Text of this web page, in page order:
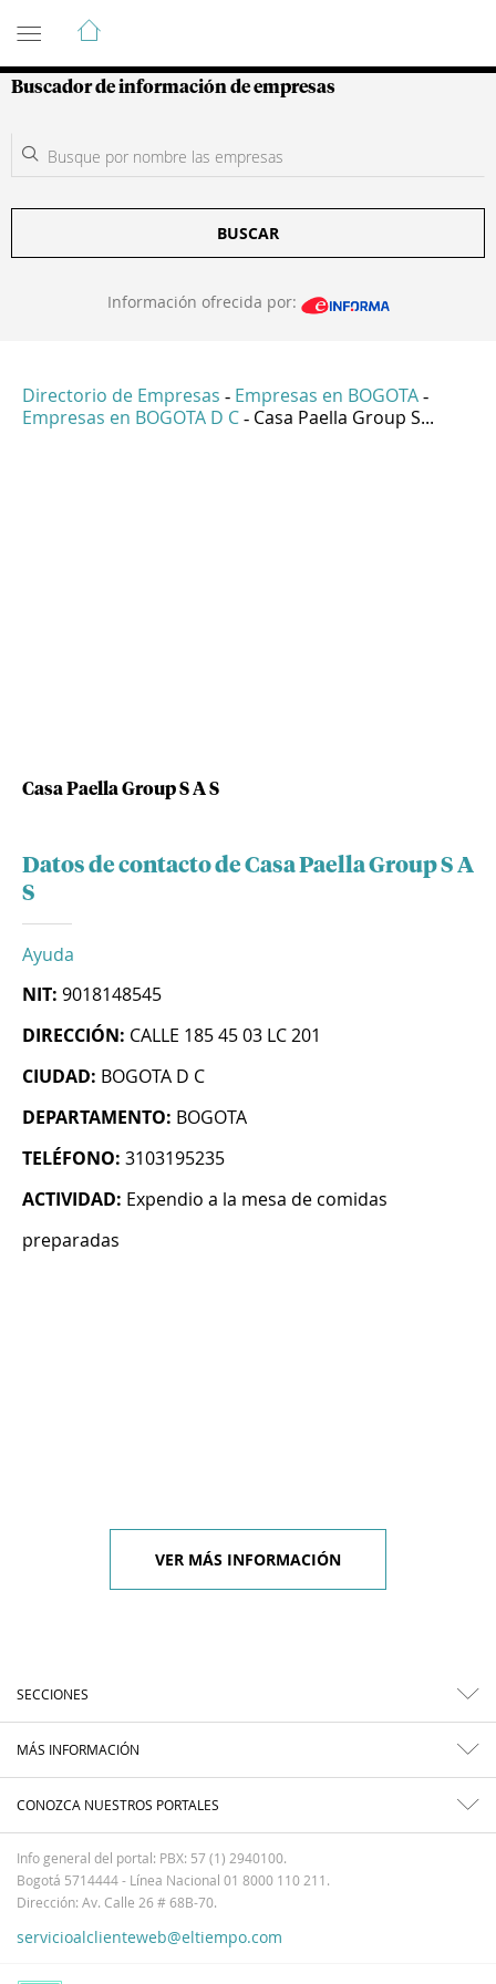
Guía de Empresas Colombianas
Buscador de información de empresas
BUSCAR
Información ofrecida por:
Directorio de Empresas - Empresas en BOGOTA -
Empresas en BOGOTA D C - Casa Paella Group S...
Casa Paella Group S A S
Datos de contacto de Casa Paella Group S A
S
Ayuda
NIT: 9018148545
DIRECCIÓN: CALLE 185 45 03 LC 201
CIUDAD: BOGOTA D C
DEPARTAMENTO: BOGOTA
TELÉFONO: 3103195235
ACTIVIDAD: Expendio a la mesa de comidas
preparadas
VER MÁS INFORMACIÓN
SECCIONES
MÁS INFORMACIÓN
CONOZCA NUESTROS PORTALES
Info general del portal: PBX: 57 (1) 2940100.
Bogotá 5714444 - Línea Nacional 01 8000 110 211.
Dirección: Av. Calle 26 # 68B-70.
servicioalclienteweb@eltiempo.com